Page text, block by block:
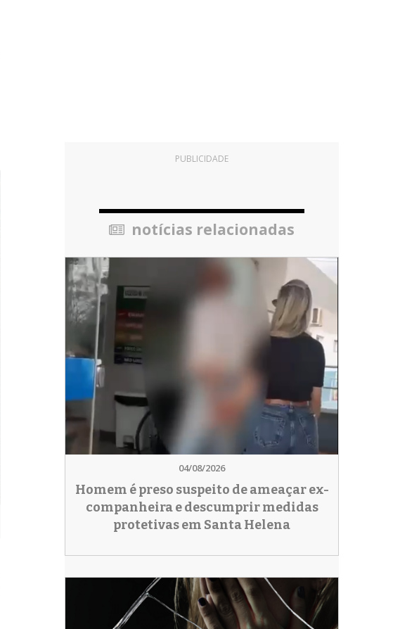
PUBLICIDADE
notícias relacionadas
04/08/2026
Homem é preso suspeito de ameaçar ex-
companheira e descumprir medidas
protetivas em Santa Helena